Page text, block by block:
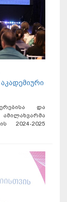
და
2024-2025